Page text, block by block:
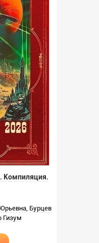
Компиляция.
, Бурцев
Гизум